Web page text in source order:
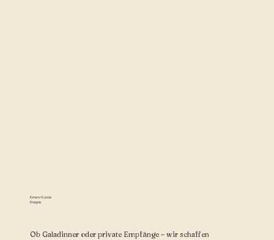
Extern/Kunde
Ereignis
Ob Galadinner oder private Empfänge – wir schaffen